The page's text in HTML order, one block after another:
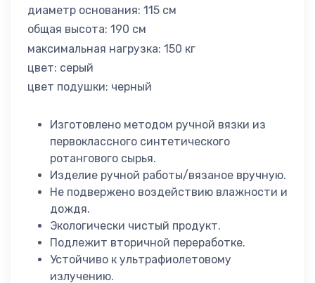
диаметр основания: 115 см
общая высота: 190 см
максимальная нагрузка: 150 кг
цвет: серый
цвет подушки: черный
Изготовлено методом ручной вязки из
первоклассного синтетического
ротангового сырья.
Изделие ручной работы/вязаное вручную.
Не подвержено воздействию влажности и
дождя.
Экологически чистый продукт.
Подлежит вторичной переработке.
Устойчиво к ультрафиолетовому
излучению.